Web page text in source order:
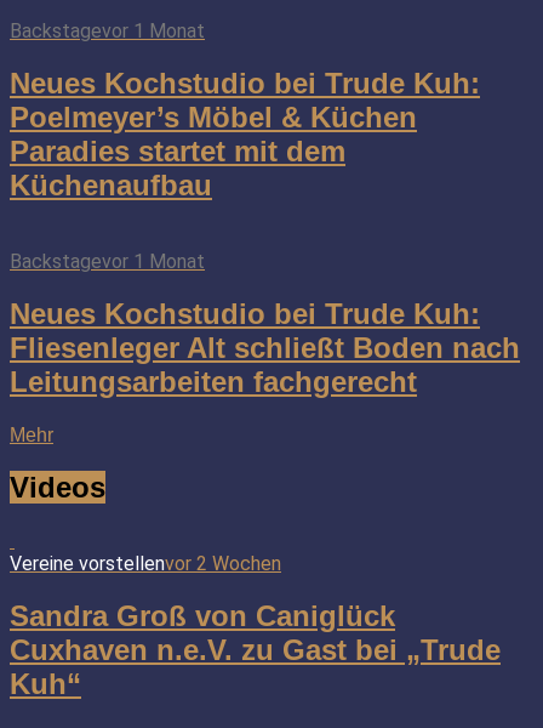
Backstagevor 1 Monat
Neues Kochstudio bei Trude Kuh:
Poelmeyer’s Möbel & Küchen
Paradies startet mit dem
Küchenaufbau
Backstagevor 1 Monat
Neues Kochstudio bei Trude Kuh:
Fliesenleger Alt schließt Boden nach
Leitungsarbeiten fachgerecht
Mehr
Videos
Vereine vorstellenvor 2 Wochen
Sandra Groß von Caniglück
Cuxhaven n.e.V. zu Gast bei „Trude
Kuh“